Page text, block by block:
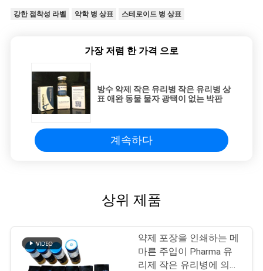
강한 접착성 라벨 약학 병 상표 스테로이드 병 상표
가장 저렴 한 가격 으로
방수 약제 작은 유리병 작은 유리병 상
표 애완 동물 물자 광택이 없는 박판
계속하다
상위 제품
약제 포장을 인쇄하는 메
마른 주입이 Pharma 유
리제 작은 유리병에 의하